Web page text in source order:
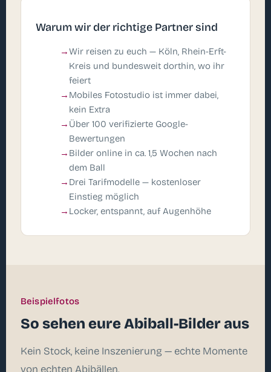
Warum wir der richtige Partner sind
Wir reisen zu euch — Köln, Rhein-Erft-
Kreis und bundesweit dorthin, wo ihr
feiert
Mobiles Fotostudio ist immer dabei,
kein Extra
Über 100 verifizierte Google-
Bewertungen
Bilder online in ca. 1,5 Wochen nach
dem Ball
Drei Tarifmodelle — kostenloser
Einstieg möglich
Locker, entspannt, auf Augenhöhe
Beispielfotos
So sehen eure Abiball-Bilder aus
Kein Stock, keine Inszenierung — echte Momente
von echten Abibällen.